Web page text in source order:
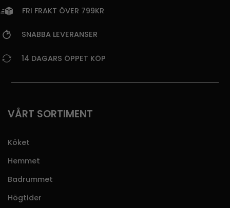
FRI FRAKT ÖVER 799KR
SNABBA LEVERANSER
14 DAGARS ÖPPET KÖP
VÅRT SORTIMENT
Köket
Hemmet
Badrummet
Högtider